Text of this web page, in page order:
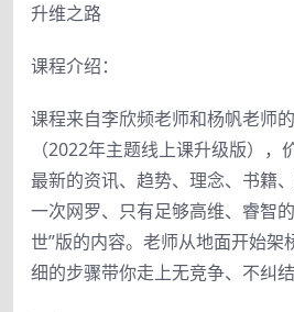
升维之路
课程介绍：
课程来自李欣频老师和杨帆老师
（2022年主题线上课升级版）
最新的资讯、趋势、理念、书籍
一次网罗、只有足够高维、睿智
世”版的内容。老师从地面开始架
细的步骤带你走上无竞争、不纠结